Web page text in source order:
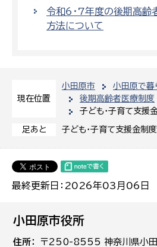
現在位置
小田原市 小田原で暮
後期高齢者医療制度
子ども・子育て支援
足あと 子ども・子育て支援金制
最終更新日：2026年03月06日
令和6・7年度の後期高齢
方法について
小田原市役所
住所
〒250-8555 神奈川県小